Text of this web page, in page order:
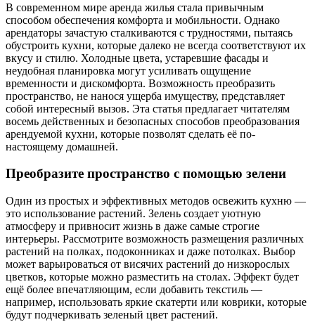
В современном мире аренда жилья стала привычным
способом обеспечения комфорта и мобильности. Однако
арендаторы зачастую сталкиваются с трудностями, пытаясь
обустроить кухни, которые далеко не всегда соответствуют их
вкусу и стилю. Холодные цвета, устаревшие фасады и
неудобная планировка могут усиливать ощущение
временности и дискомфорта. Возможность преобразить
пространство, не нанося ущерба имуществу, представляет
собой интересный вызов. Эта статья предлагает читателям
восемь действенных и безопасных способов преобразования
арендуемой кухни, которые позволят сделать её по-
настоящему домашней.
Преобразите пространство с помощью зелени
Один из простых и эффективных методов освежить кухню —
это использование растений. Зелень создает уютную
атмосферу и привносит жизнь в даже самые строгие
интерьеры. Рассмотрите возможность размещения различных
растений на полках, подоконниках и даже потолках. Выбор
может варьироваться от висячих растений до низкорослых
цветков, которые можно разместить на столах. Эффект будет
ещё более впечатляющим, если добавить текстиль —
например, использовать яркие скатерти или коврики, которые
будут подчеркивать зеленый цвет растений.